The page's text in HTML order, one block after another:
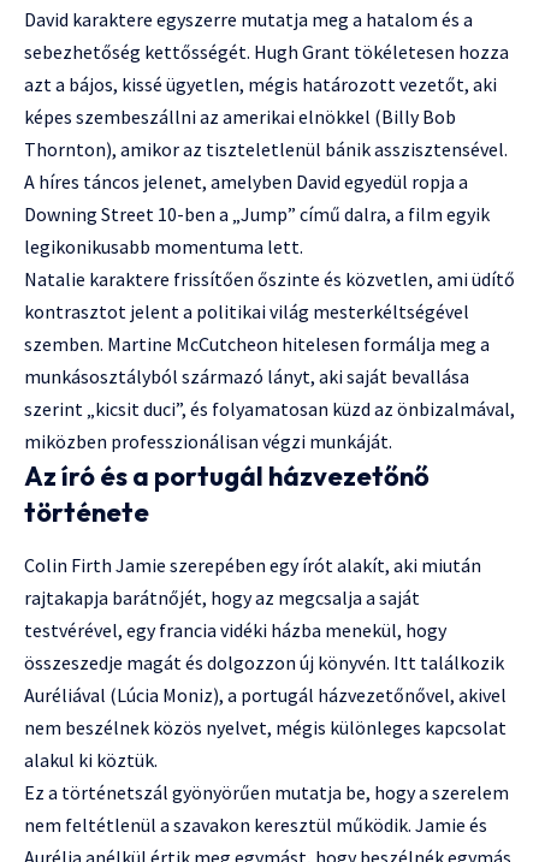
David karaktere egyszerre mutatja meg a hatalom és a
sebezhetőség kettősségét. Hugh Grant tökéletesen hozza
azt a bájos, kissé ügyetlen, mégis határozott vezetőt, aki
képes szembeszállni az amerikai elnökkel (Billy Bob
Thornton), amikor az tiszteletlenül bánik asszisztensével.
A híres táncos jelenet, amelyben David egyedül ropja a
Downing Street 10-ben a „Jump” című dalra, a film egyik
legikonikusabb momentuma lett.
Natalie karaktere frissítően őszinte és közvetlen, ami üdítő
kontrasztot jelent a politikai világ mesterkéltségével
szemben. Martine McCutcheon hitelesen formálja meg a
munkásosztályból származó lányt, aki saját bevallása
szerint „kicsit duci”, és folyamatosan küzd az önbizalmával,
miközben professzionálisan végzi munkáját.
Az író és a portugál házvezetőnő
története
Colin Firth Jamie szerepében egy írót alakít, aki miután
rajtakapja barátnőjét, hogy az megcsalja a saját
testvérével, egy francia vidéki házba menekül, hogy
összeszedje magát és dolgozzon új könyvén. Itt találkozik
Auréliával (Lúcia Moniz), a portugál házvezetőnővel, akivel
nem beszélnek közös nyelvet, mégis különleges kapcsolat
alakul ki köztük.
Ez a történetszál gyönyörűen mutatja be, hogy a szerelem
nem feltétlenül a szavakon keresztül működik. Jamie és